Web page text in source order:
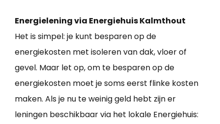
Energielening via Energiehuis Kalmthout
Het is simpel: je kunt besparen op de
energiekosten met isoleren van dak, vloer of
gevel. Maar let op, om te besparen op de
energiekosten moet je soms eerst flinke kosten
maken. Als je nu te weinig geld hebt zijn er
leningen beschikbaar via het lokale Energiehuis: